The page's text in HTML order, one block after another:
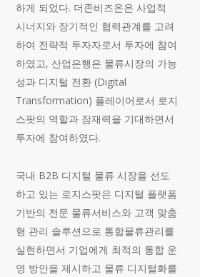
하게 되었다. 더존비즈온은 사업적
시너지와 장기적인 협력관계를 고려
하여 전략적 투자자로서 투자에 참여
하였고, 산업은행은 물류시장의 가능
성과 디지털 전환 (Digital
Transformation) 플레이어로서 로지
스팟의 역할과 잠재력을 기대하면서
투자에 참여하였다.
국내 B2B 디지털 물류 시장을 선도
하고 있는 로지스팟은 디지털 플랫폼
기반의 전문 물류서비스와 고객 맞춤
형 관리 솔루션으로 통합물류관리를
실현하면서 기업에게 최적의 통합 운
영 방안을 제시하고 물류 디지털화를